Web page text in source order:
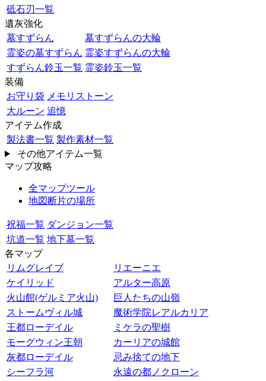
砥石刃一覧
遺灰強化
墓すずらん
墓すずらんの大輪
霊姿の墓すずらん 霊姿すずらんの大輪
すずらん鈴玉一覧 霊姿鈴玉一覧
装備
お守り袋 メモリストーン
大ルーン 追憶
アイテム作成
製法書一覧 製作素材一覧
その他アイテム一覧
マップ攻略
全マップツール
地図断片の場所
祝福一覧 ダンジョン一覧
坑道一覧 地下墓一覧
各マップ
リムグレイブ
リエーニエ
ケイリッド
アルター高原
火山館(ゲルミア火山)
巨人たちの山嶺
ストームヴィル城
魔術学院レアルカリア
王都ローデイル
ミケラの聖樹
モーグウィン王朝
カーリアの城館
灰都ローデイル
忌み捨ての地下
シーフラ河
永遠の都ノクローン